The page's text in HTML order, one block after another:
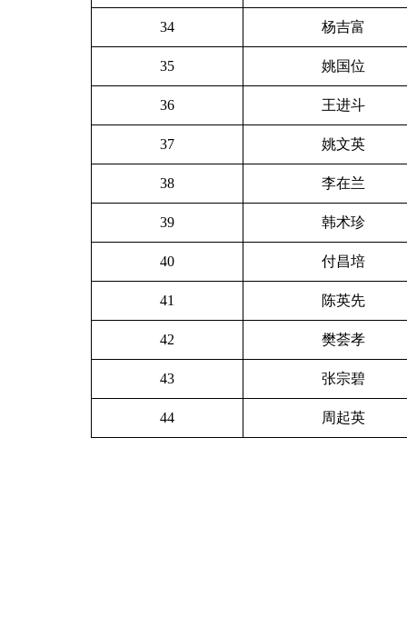
34 杨吉富
35 姚国位
36 王进斗
37 姚文英
38 李在兰
39 韩术珍
40 付昌培
41 陈英先
42 樊荟孝
43 张宗碧
44 周起英